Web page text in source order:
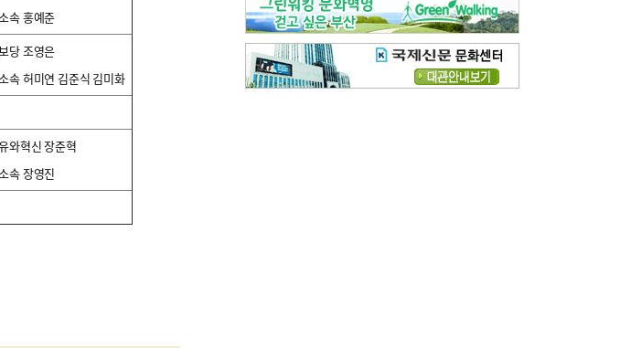
속 홍예준
당 조영은
속 허미연 김준식 김미화
와혁신 장준혁
속 장영진